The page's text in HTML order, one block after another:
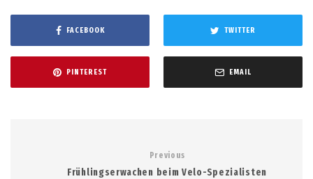
FACEBOOK TWITTER
PINTEREST EMAIL
Previous
Frühlingserwachen beim Velo-Spezialisten